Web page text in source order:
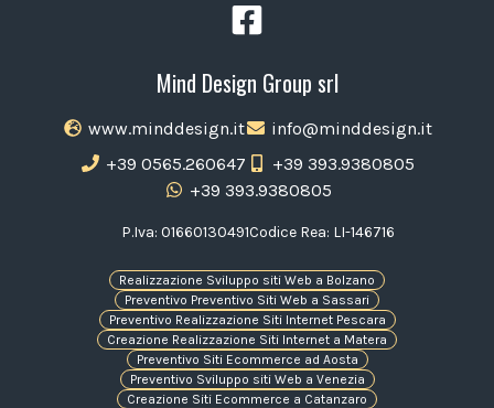
Mind Design Group srl
www.minddesign.it
info@minddesign.it
+39 0565.260647
+39 393.9380805
+39 393.9380805
P.Iva: 01660130491Codice Rea: LI-146716
Realizzazione Sviluppo siti Web a Bolzano
Preventivo Preventivo Siti Web a Sassari
Preventivo Realizzazione Siti Internet Pescara
Creazione Realizzazione Siti Internet a Matera
Preventivo Siti Ecommerce ad Aosta
Preventivo Sviluppo siti Web a Venezia
Creazione Siti Ecommerce a Catanzaro